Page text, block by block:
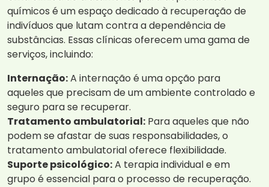
químicos é um espaço dedicado à recuperação de
indivíduos que lutam contra a dependência de
substâncias. Essas clínicas oferecem uma gama de
serviços, incluindo:
Internação:A internação é uma opção para
aqueles que precisam de um ambiente controlado e
seguro para se recuperar.
Tratamento ambulatorial: Para aqueles que não
podem se afastar de suas responsabilidades, o
tratamento ambulatorial oferece flexibilidade.
Suporte psicológico:A terapia individual e em
grupo é essencial para o processo de recuperação.